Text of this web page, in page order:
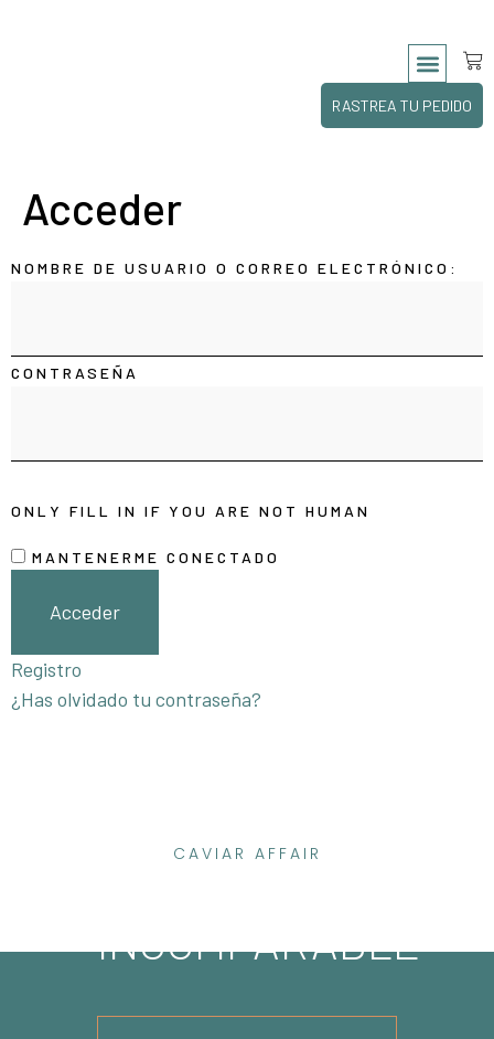
RASTREA TU PEDIDO
Acceder
NOMBRE DE USUARIO O CORREO ELECTRÓNICO:
CONTRASEÑA
ONLY FILL IN IF YOU ARE NOT HUMAN
MANTENERME CONECTADO
Registro
¿Has olvidado tu contraseña?
CAVIAR AFFAIR
INCOMPARABLE